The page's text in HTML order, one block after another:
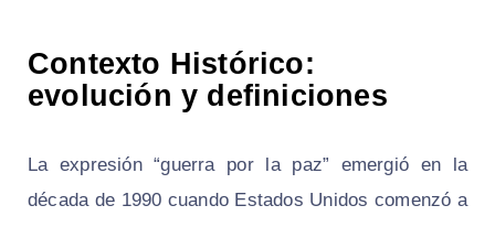
Contexto Histórico:
evolución y definiciones
La expresión “guerra por la paz” emergió en la
década de 1990 cuando Estados Unidos comenzó a